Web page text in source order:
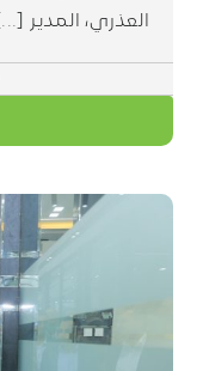
العذري، المدير [...]